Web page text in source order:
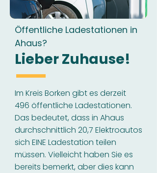
Öffentliche Ladestationen in
Ahaus?
Lieber Zuhause!
Im Kreis Borken gibt es derzeit
496 öffentliche Ladestationen.
Das bedeutet, dass in Ahaus
durchschnittlich 20,7 Elektroautos
sich EINE Ladestation teilen
müssen. Vielleicht haben Sie es
bereits bemerkt, aber dies kann